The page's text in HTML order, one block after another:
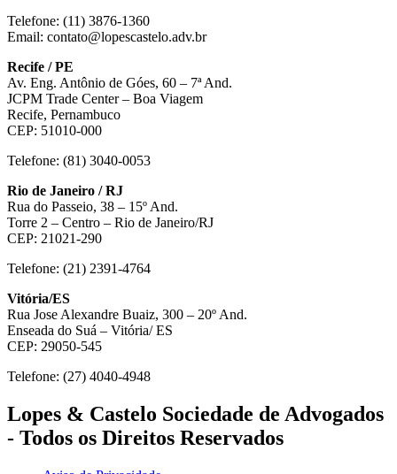
Telefone: (11) 3876-1360
Email: contato@lopescastelo.adv.br
Recife / PE
Av. Eng. Antônio de Góes, 60 – 7ª And.
JCPM Trade Center – Boa Viagem
Recife, Pernambuco
CEP: 51010-000
Telefone: (81) 3040-0053
Rio de Janeiro / RJ
Rua do Passeio, 38 – 15º And.
Torre 2 – Centro – Rio de Janeiro/RJ
CEP: 21021-290
Telefone: (21) 2391-4764
Vitória/ES
Rua Jose Alexandre Buaiz, 300 – 20º And.
Enseada do Suá – Vitória/ ES
CEP: 29050-545
Telefone: (27) 4040-4948
Lopes & Castelo Sociedade de Advogados
- Todos os Direitos Reservados